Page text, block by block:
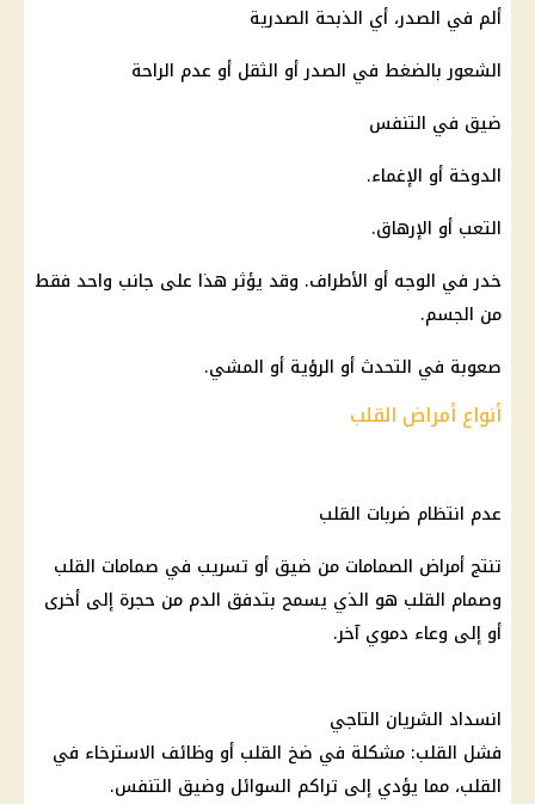
ألم في الصدر، أي الذبحة الصدرية
الشعور بالضغط في الصدر أو الثقل أو عدم الراحة
ضيق في التنفس
الدوخة أو الإغماء.
التعب أو الإرهاق.
خدر في الوجه أو الأطراف. وقد يؤثر هذا على جانب واحد فقط
من الجسم.
صعوبة في التحدث أو الرؤية أو المشي.
أنواع أمراض القلب
عدم انتظام ضربات القلب
تنتج أمراض الصمامات من ضيق أو تسريب في صمامات القلب
وصمام القلب هو الذي يسمح بتدفق الدم من حجرة إلى أخرى
أو إلى وعاء دموي آخر.
انسداد الشريان التاجي
فشل القلب: مشكلة في ضخ القلب أو وظائف الاسترخاء في
القلب، مما يؤدي إلى تراكم السوائل وضيق التنفس.